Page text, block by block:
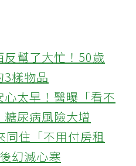
幫了大忙！50歲
3樣物品
太早！醫曝「看不
尿病風險大增
住「不用付房租
幻滅心寒